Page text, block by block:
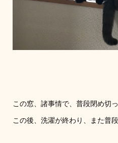
この窓、諸事情で、普段閉め切
この後、洗濯が終わり、また普